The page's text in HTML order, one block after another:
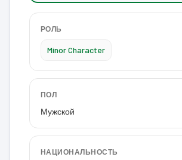
РОЛЬ
Minor Character
ПОЛ
Мужской
НАЦИОНАЛЬНОСТЬ